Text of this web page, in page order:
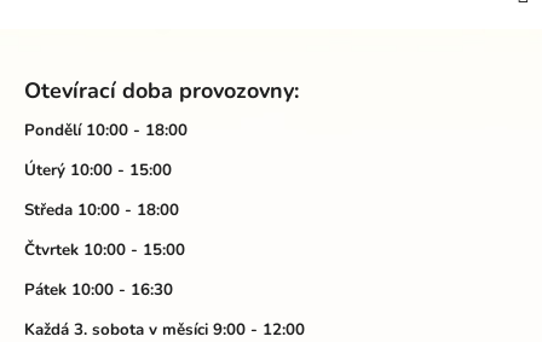
Otevírací doba provozovny:
Pondělí 10:00 - 18:00
Úterý 10:00 - 15:00
Středa 10:00 - 18:00
Čtvrtek 10:00 - 15:00
Pátek 10:00 - 16:30
Každá 3. sobota v měsíci 9:00 - 12:00